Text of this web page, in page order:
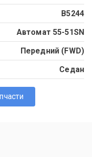
B5244
Автомат 55-51SN
Передний (FWD)
Седан